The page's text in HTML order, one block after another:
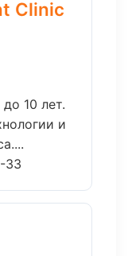
Clinic
10 лет.
и
33